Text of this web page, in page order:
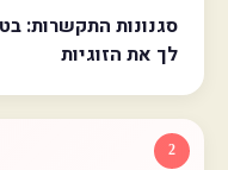
סגנונות התקשרות:
לך את הזוגיות
2